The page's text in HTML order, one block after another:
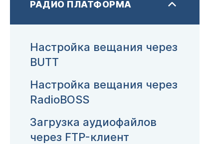
РАДИО ПЛАТФОРМА
Настройка вещания через
BUTT
Настройка вещания через
RadioBOSS
Загрузка аудиофайлов
через FTP-клиент